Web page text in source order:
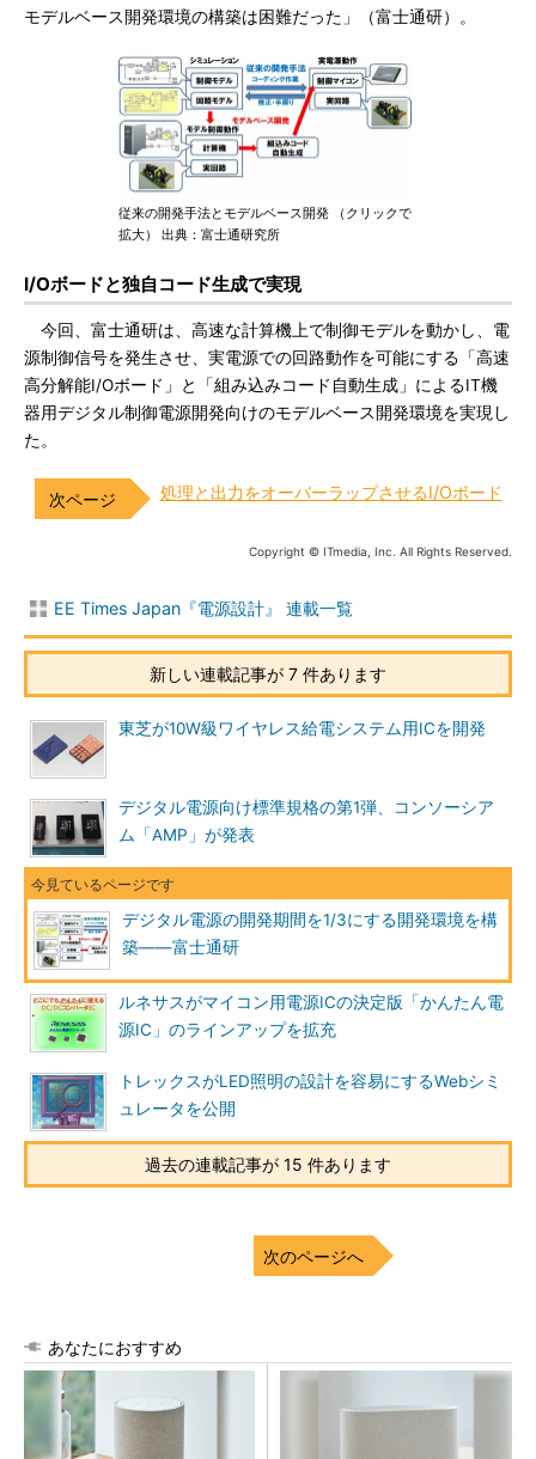
モデルベース開発環境の構築は困難だった」（富士通研）。
従来の開発手法とモデルベース開発 （クリックで
拡大） 出典：富士通研究所
I/Oボードと独自コード生成で実現
今回、富士通研は、高速な計算機上で制御モデルを動かし、電
源制御信号を発生させ、実電源での回路動作を可能にする「高速
高分解能I/Oボード」と「組み込みコード自動生成」によるIT機
器用デジタル制御電源開発向けのモデルベース開発環境を実現し
た。
処理と出力をオーバーラップさせるI/Oボード
Copyright © ITmedia, Inc. All Rights Reserved.
EE Times Japan『電源設計』 連載一覧
新しい連載記事が 7 件あります
東芝が10W級ワイヤレス給電システム用ICを開発
デジタル電源向け標準規格の第1弾、コンソーシア
ム「AMP」が発表
デジタル電源の開発期間を1/3にする開発環境を構
築――富士通研
ルネサスがマイコン用電源ICの決定版「かんたん電
源IC」のラインアップを拡充
トレックスがLED照明の設計を容易にするWebシミ
ュレータを公開
過去の連載記事が 15 件あります
次のページへ
あなたにおすすめ